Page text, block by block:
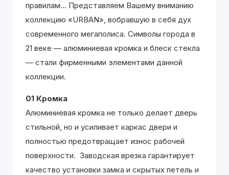
правилам... Представляем Вашему вниманию
коллекцию «URBAN», вобравшую в себя дух
современного мегаполиса. Символы города в
21 веке — алюминиевая кромка и блеск стекла
— стали фирменными элементами данной
коллекции.
01 Кромка
Алюминиевая кромка не только делает дверь
стильной, но и усиливает каркас двери и
полностью предотвращает износ рабочей
поверхности. Заводская врезка гарантирует
качество установки замка и скрытых петель и